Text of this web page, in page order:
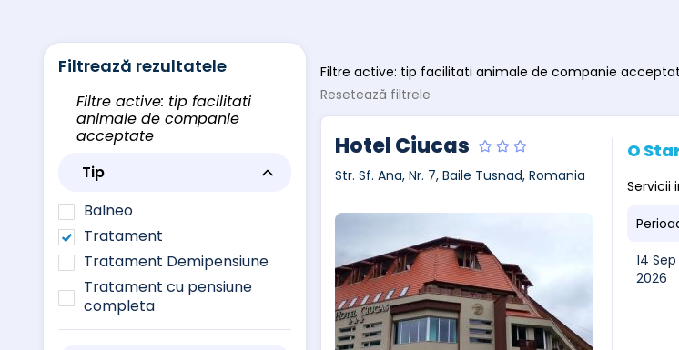
Filtrează rezultatele
Filtre active: tip facilitati
animale de companie
acceptate
Tip
Balneo
Tratament
Tratament Demipensiune
Tratament cu pensiune
completa
Filtre active: tip facilitati animale de companie
Resetează filtrele
Hotel Ciucas
Str. Sf. Ana, Nr. 7, Baile Tusnad, Romania
O
Servicii
14
2026